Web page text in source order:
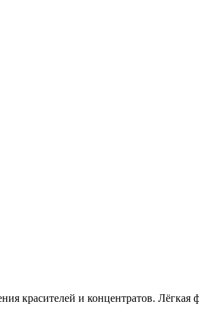
красителей и концентратов. Лёгкая